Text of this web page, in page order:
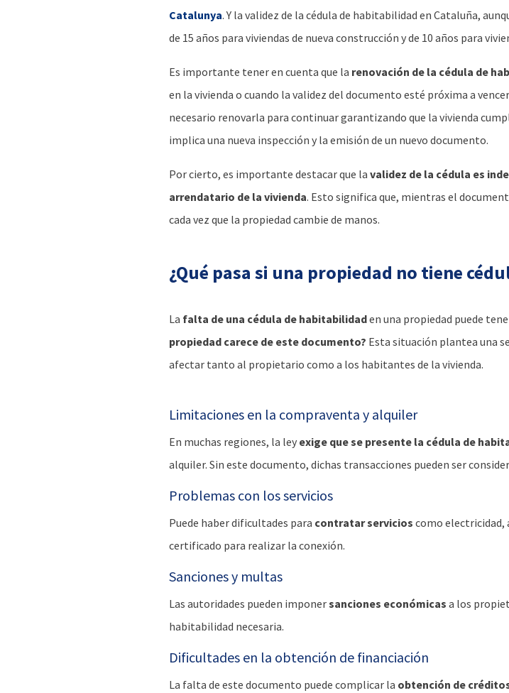
Catalunya. Y la validez de la cédula de habitabilidad en Cataluña,
de 15 años para viviendas de nueva construcción y de 10 años para
Es importante tener en cuenta que la renovación de la cédula de
en la vivienda o cuando la validez del documento esté próxima a
necesario renovarla para continuar garantizando que la vivienda
implica una nueva inspección y la emisión de un nuevo documento.
Por cierto, es importante destacar que la validez de la cédula es
arrendatario de la vivienda. Esto significa que, mientras el
cada vez que la propiedad cambie de manos.
¿Qué pasa si una propiedad no tiene
La falta de una cédula de habitabilidaden una propiedad puede
propiedad carece de este documento? Esta situación plantea una
afectar tanto al propietario como a los habitantes de la vivienda.
Limitaciones en la compraventa y alquiler
En muchas regiones, la ley exige que se presente la cédula de
alquiler. Sin este documento, dichas transacciones pueden ser
Problemas con los servicios
Puede haber dificultades para contratar servicios como electricidad,
certificado para realizar la conexión.
Sanciones y multas
Las autoridades pueden imponersanciones económicas a los
habitabilidad necesaria.
Dificultades en la obtención de financiación
La falta de este documento puede complicar la obtención de